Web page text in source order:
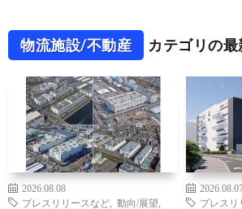
物流施設/不動産 カテゴリの
2026.08.08
プレスリリースなど
動向/展望
プレスリ